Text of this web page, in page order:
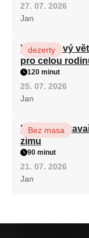
27. 07. 2026
Jan
Karamelový
pro celou
dezerty
120 minut
25. 07. 2026
Jan
Babiččino
zimu
Bez masa
90 minut
21. 07. 2026
Jan